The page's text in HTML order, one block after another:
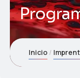
Inicio